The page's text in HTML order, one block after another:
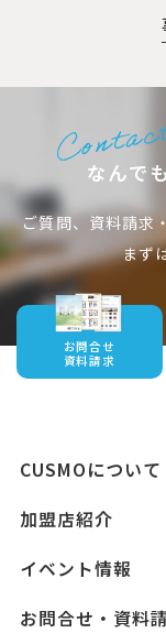
なんで
ご質問、資料請求
まず
お問合せ
資料請求
CUSMOについて
加盟店紹介
イベント情報
お問合せ・資料